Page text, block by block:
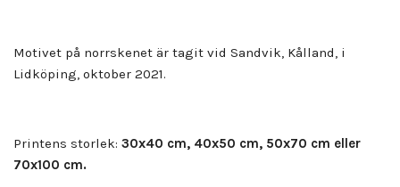
Motivet på norrskenet är tagit vid Sandvik, Kålland, i
Lidköping, oktober 2021.
Printens storlek: 30x40 cm, 40x50 cm, 50x70 cm eller
70x100 cm.